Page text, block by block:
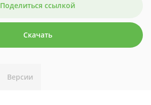
Поделиться ссылкой
Скачать
Версии